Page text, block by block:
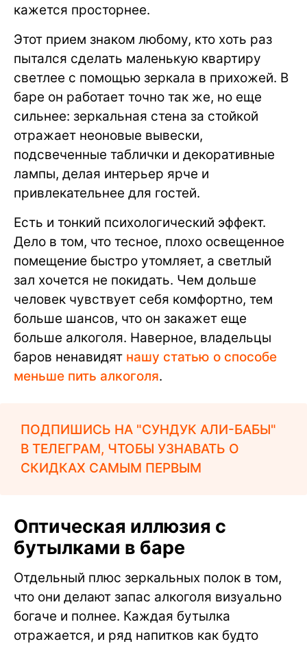
кажется просторнее.
Этот прием знаком любому, кто хоть раз
пытался сделать маленькую квартиру
светлее с помощью зеркала в прихожей. В
баре он работает точно так же, но еще
сильнее: зеркальная стена за стойкой
отражает неоновые вывески,
подсвеченные таблички и декоративные
лампы, делая интерьер ярче и
привлекательнее для гостей.
Есть и тонкий психологический эффект.
Дело в том, что тесное, плохо освещенное
помещение быстро утомляет, а светлый
зал хочется не покидать. Чем дольше
человек чувствует себя комфортно, тем
больше шансов, что он закажет еще
больше алкоголя. Наверное, владельцы
баров ненавидят нашу статью о способе
меньше пить алкоголя.
ПОДПИШИСЬ НА "СУНДУК АЛИ-БАБЫ"
В ТЕЛЕГРАМ, ЧТОБЫ УЗНАВАТЬ О
СКИДКАХ САМЫМ ПЕРВЫМ
Оптическая иллюзия с
бутылками в баре
Отдельный плюс зеркальных полок в том,
что они делают запас алкоголя визуально
богаче и полнее. Каждая бутылка
отражается, и ряд напитков как будто